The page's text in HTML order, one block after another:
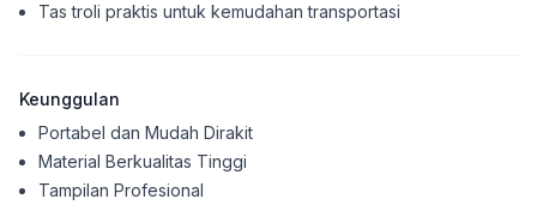
Tas troli praktis untuk kemudahan transportasi
Keunggulan
Portabel dan Mudah Dirakit
Material Berkualitas Tinggi
Tampilan Profesional